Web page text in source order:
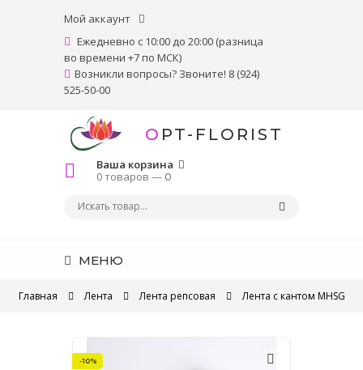
Мой аккаунт
Ежедневно с 10:00 до 20:00 (разница
во времени +7 по МСК)
Возникли вопросы? Звоните! 8 (924)
525-50-00
OPT-FLORIST
Ваша корзина
0 товаров —0
МЕНЮ
Главная Лента Лента репсовая Лента с кантом MHSG
-10%